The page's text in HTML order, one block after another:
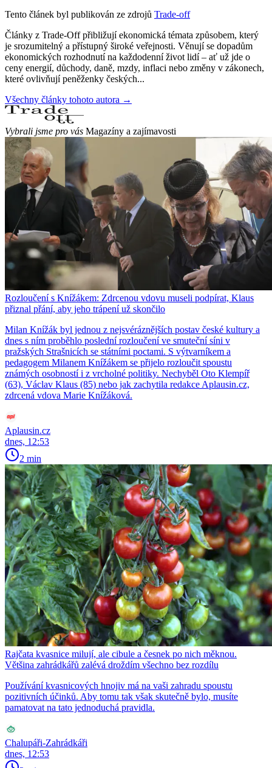
Tento článek byl publikován ze zdrojů Trade-off
Články z Trade-Off přibližují ekonomická témata způsobem, který
je srozumitelný a přístupný široké veřejnosti. Věnují se dopadům
ekonomických rozhodnutí na každodenní život lidí – ať už jde o
ceny energií, důchody, daně, mzdy, inflaci nebo změny v zákonech,
které ovlivňují peněženky českých...
Všechny články tohoto autora →
Vybrali jsme pro vás Magazíny a zajímavosti
Rozloučení s Knížákem: Zdrcenou vdovu museli podpírat, Klaus
přiznal přání, aby jeho trápení už skončilo
Milan Knížák byl jednou z nejsvéráznějších postav české kultury a
dnes s ním proběhlo poslední rozloučení ve smuteční síni v
pražských Strašnicích se státními poctami. S výtvarníkem a
pedagogem Milanem Knížákem se přijelo rozloučit spoustu
známých osobností i z vrcholné politiky. Nechyběl Oto Klempíř
(63), Václav Klaus (85) nebo jak zachytila redakce Aplausin.cz,
zdrcená vdova Marie Knížáková.
Aplausin.cz
dnes, 12:53
2 min
Rajčata kvasnice milují, ale cibule a česnek po nich měknou.
Většina zahrádkářů zalévá droždím všechno bez rozdílu
Používání kvasnicových hnojiv má na vaši zahradu spoustu
pozitivních účinků. Aby tomu tak však skutečně bylo, musíte
pamatovat na tato jednoduchá pravidla.
Chalupáři-Zahrádkáři
dnes, 12:53